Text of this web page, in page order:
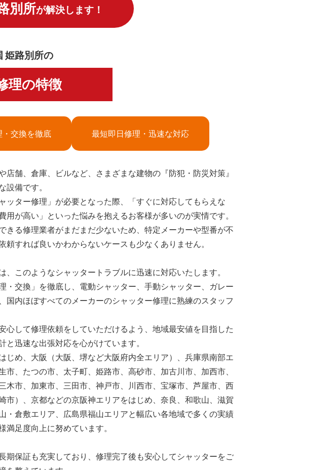
別所が解決します！
姫路別所の
理の特徴
・交換を徹底 最短即日修理・迅速な対応
店舗、倉庫、ビルなど、さまざまな建物の『防犯・防災対策』
設備です。
ッター修理」が必要となった際、「すぐに対応してもらえな
用が高い」といった悩みを抱えるお客様が多いのが実情です。
きる修理業者がまだまだ少ないため、特定メーカーや型番が不
頼すれば良いかわからないケースも少なくありません。
、このようなシャッタートラブルに迅速に対応いたします。
・交換」を徹底し、電動シャッター、手動シャッター、ガレー
国内ほぼすべてのメーカーのシャッター修理に熟練のスタッフ
心して修理依頼をしていただけるよう、地域最安値を目指した
と迅速な出張対応を心がけています。
じめ、大阪（大阪、堺など大阪府内全エリア）、兵庫県南部エ
市、たつの市、太子町、姫路市、高砂市、加古川市、加西市、
木市、加東市、三田市、神戸市、川西市、宝塚市、芦屋市、西
市）、京都などの京阪神エリアをはじめ、奈良、和歌山、滋賀
・倉敷エリア、広島県福山エリアと幅広い各地域で多くの実績
満足度向上に努めています。
期保証も充実しており、修理完了後も安心してシャッターをご